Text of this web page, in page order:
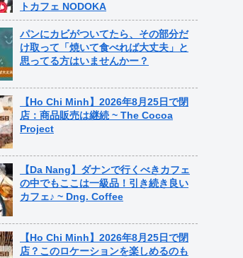
トカフェ NODOKA
パンにカビがついてたら、その部分だ
け取って「焼いて食べれば大丈夫」と
思ってる方はいませんかー？
【Ho Chi Minh】2026年8月25日で閉
店：商品販売は継続 ~ The Cocoa
Project
【Da Nang】ダナンで行くべきカフェ
の中でもここは一級品！引き続き良い
カフェ♪ ~ Dng. Coffee
【Ho Chi Minh】2026年8月25日で閉
店？このロケーションを楽しめるのも